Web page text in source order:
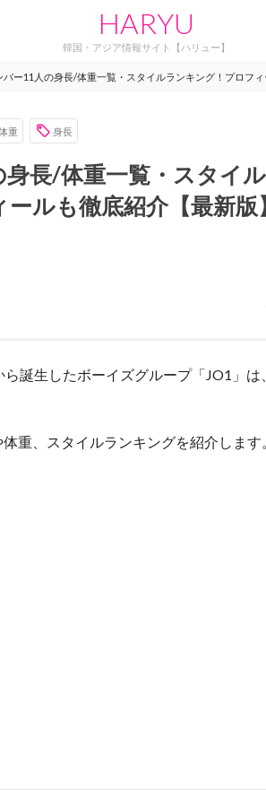
HARYU
韓国・アジア情報サイト【ハリュー】
バー11人の身長/体重一覧・スタイルランキング！プロフィ
重 身長
長/体重一覧・スタイ
ルも徹底紹介【最新版】
誕生したボーイズグループ「JO1」は
重、スタイルランキングを紹介します